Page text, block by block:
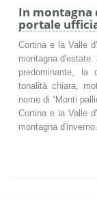
In
portale
Cortina e la Valle
montagna
predominante, la
tonalità chiara,
nome di “Monti
Cortina e la Valle
montagna